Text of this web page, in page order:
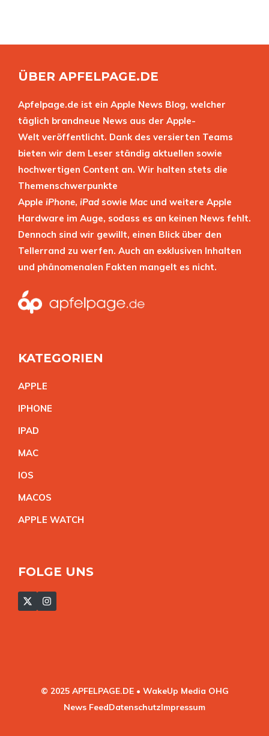
ÜBER APFELPAGE.DE
Apfelpage.de ist ein Apple News Blog, welcher
täglich brandneue News aus der Apple-
Welt veröffentlicht. Dank des versierten Teams
bieten wir dem Leser ständig aktuellen sowie
hochwertigen Content an. Wir halten stets die
Themenschwerpunkte
Apple iPhone, iPad sowie Mac und weitere Apple
Hardware im Auge, sodass es an keinen News fehlt.
Dennoch sind wir gewillt, einen Blick über den
Tellerrand zu werfen. Auch an exklusiven Inhalten
und phänomenalen Fakten mangelt es nicht.
KATEGORIEN
APPLE
IPHONE
IPAD
MAC
IOS
MACOS
APPLE WATCH
FOLGE UNS
© 2025 APFELPAGE.DE • WakeUp Media OHG
News FeedDatenschutzImpressum